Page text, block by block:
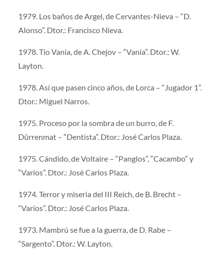
1979. Los baños de Argel, de Cervantes-Nieva – “D.
Alonso”. Dtor.: Francisco Nieva.
1978. Tío Vania, de A. Chejov – “Vania”. Dtor.: W.
Layton.
1978. Así que pasen cinco años, de Lorca – “Jugador 1”.
Dtor.: Miguel Narros.
1975. Proceso por la sombra de un burro, de F.
Dürrenmat – “Dentista”. Dtor.: José Carlos Plaza.
1975. Cándido, de Voltaire – “Panglos”, “Cacambo” y
“Varios”. Dtor.: José Carlos Plaza.
1974. Terror y miseria del III Reich, de B. Brecht –
“Varios”. Dtor.: José Carlos Plaza.
1973. Mambrú se fue a la guerra, de D. Rabe –
“Sargento”. Dtor.: W. Layton.